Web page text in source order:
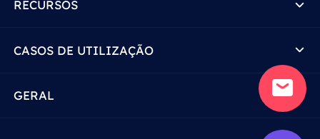
RECURSOS
CASOS DE UTILIZAÇÃO
GERAL